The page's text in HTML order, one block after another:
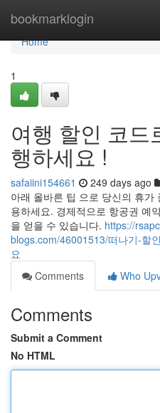
bookmarklogin
Home
Home
1
여행 할인 코드
행하세요 !
safaiini154661 249 days ago
아래 올바른 팁 으로 당신의 휴
용하세요. 경제적으로 항공권 예
을 얻을 수 있습니다. https://
blogs.com/46001513/떠나기-할
요
Comments
Who
Comments
Submit a Comment
No HTML